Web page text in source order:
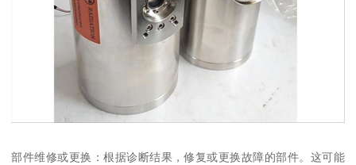
部件维修或更换：根据诊断结果，修复或更换故障的部件。这可能